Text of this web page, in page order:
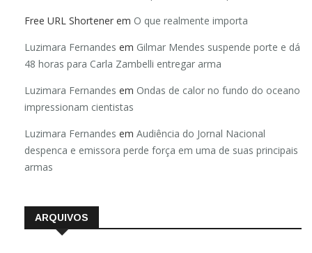
Free URL Shortener em O que realmente importa
Luzimara Fernandes em Gilmar Mendes suspende porte e dá
48 horas para Carla Zambelli entregar arma
Luzimara Fernandes em Ondas de calor no fundo do oceano
impressionam cientistas
Luzimara Fernandes em Audiência do Jornal Nacional
despenca e emissora perde força em uma de suas principais
armas
ARQUIVOS